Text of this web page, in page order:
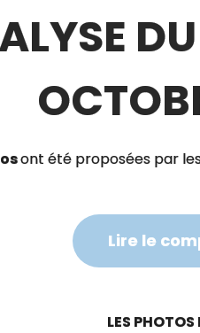
ont été proposées par
Lire le
LES PHOTOS